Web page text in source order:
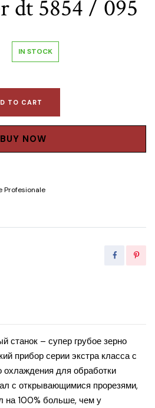
dt 5854 / 095
IN STOCK
TO CART
BUY NOW
Profesionale
– супер грубое зерно
прибор серии экстра класса с
охлаждения для обработки
с открывающимися прорезями,
на 100% больше, чем у